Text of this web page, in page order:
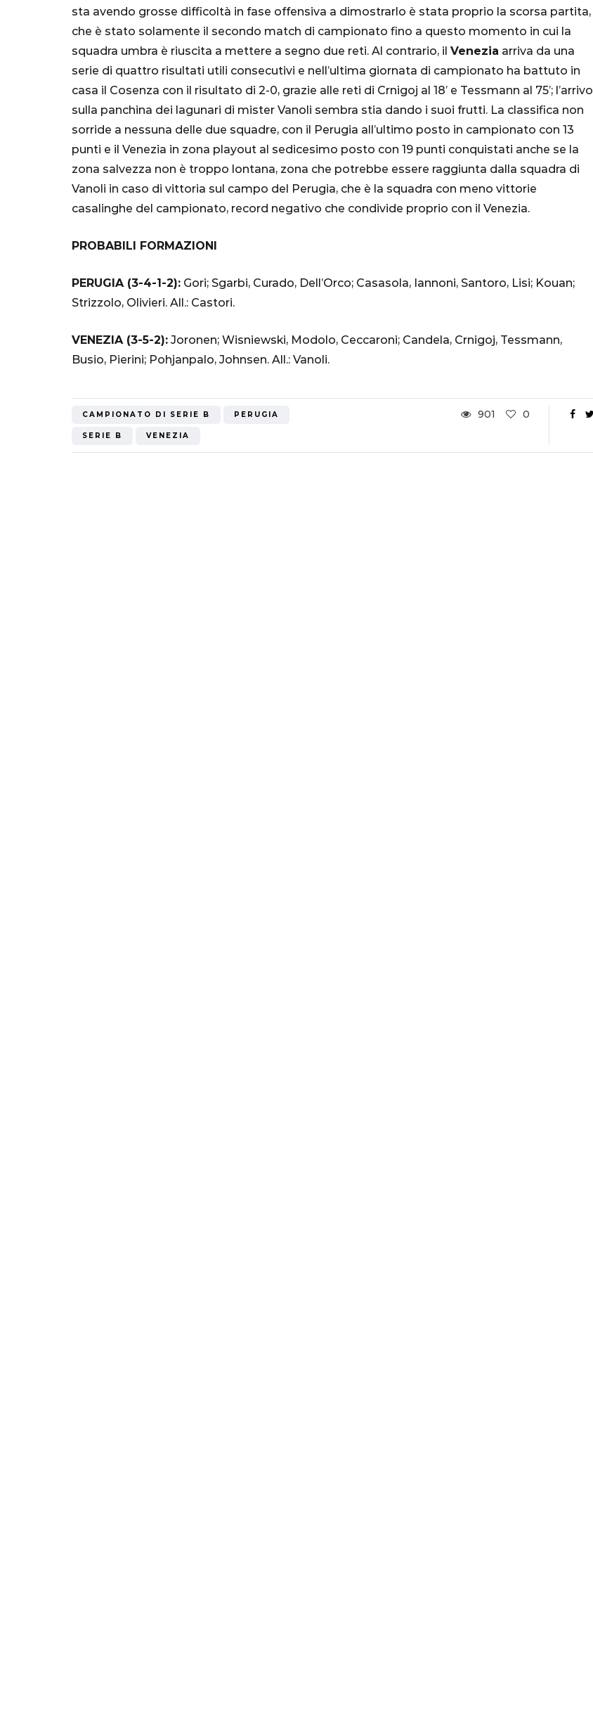
sta avendo grosse difficoltà in fase offensiva a dimostrarlo è stata proprio la scorsa partita,
che è stato solamente il secondo match di campionato fino a questo momento in cui la
squadra umbra è riuscita a mettere a segno due reti. Al contrario, il Venezia arriva da una
serie di quattro risultati utili consecutivi e nell’ultima giornata di campionato ha battuto in
casa il Cosenza con il risultato di 2-0, grazie alle reti di Crnigoj al 18’ e Tessmann al 75’; l’arrivo
sulla panchina dei lagunari di mister Vanoli sembra stia dando i suoi frutti. La classifica non
sorride a nessuna delle due squadre, con il Perugia all’ultimo posto in campionato con 13
punti e il Venezia in zona playout al sedicesimo posto con 19 punti conquistati anche se la
zona salvezza non è troppo lontana, zona che potrebbe essere raggiunta dalla squadra di
Vanoli in caso di vittoria sul campo del Perugia, che è la squadra con meno vittorie
casalinghe del campionato, record negativo che condivide proprio con il Venezia.
PROBABILI FORMAZIONI
PERUGIA (3-4-1-2): Gori; Sgarbi, Curado, Dell’Orco; Casasola, Iannoni, Santoro, Lisi; Kouan;
Strizzolo, Olivieri. All.: Castori.
VENEZIA (3-5-2): Joronen; Wisniewski, Modolo, Ceccaroni; Candela, Crnigoj, Tessmann,
Busio, Pierini; Pohjanpalo, Johnsen. All.: Vanoli.
CAMPIONATO DI SERIE B PERUGIA
SERIE B VENEZIA
901 0
SERIE A
Lautaro Martinez,
parla l'agente:
"Bayern? Pensa
all'Inter e al
Mondiale"
5 Ottobre 2022
CALCIO MONDIALE QATAR
Qatar 2022, Brasile
già qualificato agli
Ottavi di Finale